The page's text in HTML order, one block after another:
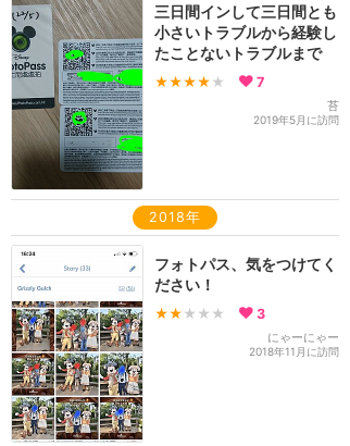
三日間インして三日間とも
小さいトラブルから経験し
たことないトラブルまで
★★★★ ★ 7
苔
2019年5月に訪問
2018年
フォトパス、気をつけてく
ださい！
★★ ★★★ 3
にゃーにゃー
2018年11月に訪問